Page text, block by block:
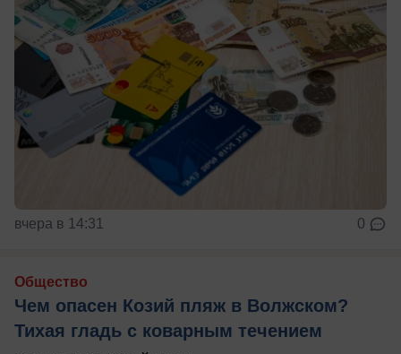
вчера в 14:31 0
Общество
Чем опасен Козий пляж в Волжском?
Тихая гладь с коварным течением